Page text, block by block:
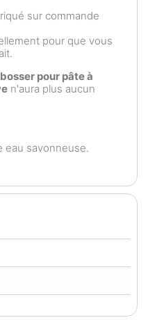
sur commande
pour que vous
pour pâte à
n'aura plus aucun
eau savonneuse.